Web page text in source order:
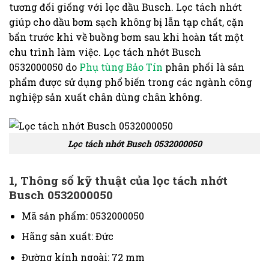
tương đối giống với lọc dầu Busch. Lọc tách nhớt
giúp cho dầu bơm sạch không bị lẫn tạp chất, cặn
bẩn trước khi về buồng bơm sau khi hoàn tất một
chu trình làm việc. Lọc tách nhớt Busch
0532000050 do Phụ tùng Bảo Tín phân phối là sản
phẩm được sử dụng phổ biến trong các ngành công
nghiệp sản xuất chân dùng chân không.
Lọc tách nhớt Busch 0532000050
1, Thông số kỹ thuật của lọc tách nhớt
Busch 0532000050
Mã sản phẩm: 0532000050
Hãng sản xuất: Đức
Đường kính ngoài: 72 mm